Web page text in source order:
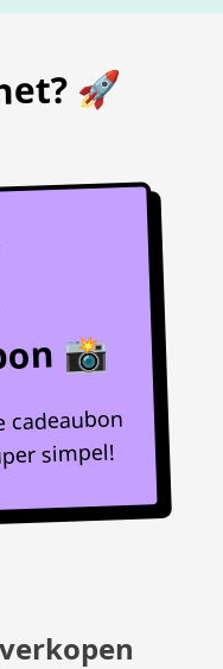
🚀
📸
cadeaubon
simpel!